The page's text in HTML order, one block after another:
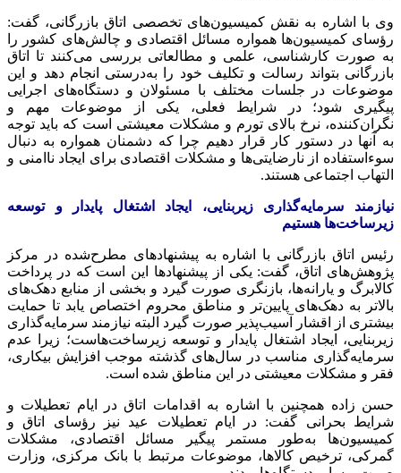
وی با اشاره به نقش کمیسیون‌های تخصصی اتاق بازرگانی، گفت:
رؤسای کمیسیون‌ها همواره مسائل اقتصادی و چالش‌های کشور را
به صورت کارشناسی، علمی و مطالعاتی بررسی می‌کنند تا اتاق
بازرگانی بتواند رسالت و تکلیف خود را به‌درستی انجام دهد و این
موضوعات در جلسات مختلف با مسئولان و دستگاه‌های اجرایی
پیگیری شود؛ در شرایط فعلی، یکی از موضوعات مهم و
نگران‌کننده، نرخ بالای تورم و مشکلات معیشتی است که باید توجه
به آنها در دستور کار قرار دهیم چرا که دشمنان همواره به دنبال
سوءاستفاده از نارضایتی‌ها و مشکلات اقتصادی برای ایجاد ناامنی و
التهاب اجتماعی هستند.
نیازمند سرمایه‌گذاری زیربنایی، ایجاد اشتغال پایدار و توسعه
زیرساخت‌ها هستیم
رئیس اتاق بازرگانی با اشاره به پیشنهادهای مطرح‌شده در مرکز
پژوهش‌های اتاق، گفت: یکی از پیشنهادها این است که در پرداخت
کالابرگ و یارانه‌ها، بازنگری صورت گیرد و بخشی از منابع دهک‌های
بالاتر به دهک‌های پایین‌تر و مناطق محروم اختصاص یابد تا حمایت
بیشتری از اقشار آسیب‌پذیر صورت گیرد البته نیازمند سرمایه‌گذاری
زیربنایی، ایجاد اشتغال پایدار و توسعه زیرساخت‌هاست؛ زیرا عدم
سرمایه‌گذاری مناسب در سال‌های گذشته موجب افزایش بیکاری،
فقر و مشکلات معیشتی در این مناطق شده است.
حسن زاده همچنین با اشاره به اقدامات اتاق در ایام تعطیلات و
شرایط بحرانی گفت: در ایام تعطیلات عید نیز رؤسای اتاق و
کمیسیون‌ها به‌طور مستمر پیگیر مسائل اقتصادی، مشکلات
گمرکی، ترخیص کالاها، موضوعات مرتبط با بانک مرکزی، وزارت